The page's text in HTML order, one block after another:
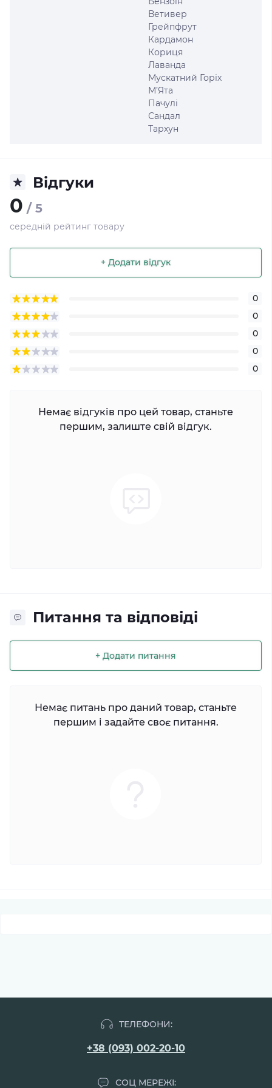
Ветивер
Грейпфрут
Кардамон
Кориця
Лаванда
Мускатний Горіх
М’Ята
Пачулі
Сандал
Тархун
Відгуки
0 / 5
середній рейтинг товару
+ Додати відгук
0
0
0
0
0
Немає відгуків про цей товар, станьте
першим, залиште свій відгук.
Питання та відповіді
+ Додати питання
Немає питань про даний товар, станьте
першим і задайте своє питання.
ТЕЛЕФОНИ:
+38 (093) 002-20-10
СОЦ МЕРЕЖІ: